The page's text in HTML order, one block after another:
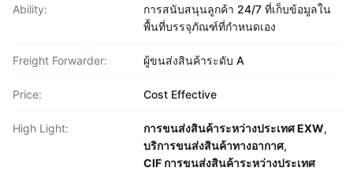
Ability:
การสนับสนุนลูกค้า 24/7 ที่เก็บข้อมูลใน
พื้นที่บรรจุภัณฑ์ที่กำหนดเอง
Freight Forwarder: ผู้ขนส่งสินค้าระดับ A
Price: Cost Effective
High Light: การขนส่งสินค้าระหว่างประเทศ EXW,
บริการขนส่งสินค้าทางอากาศ,
CIF การขนส่งสินค้าระหว่างประเทศ